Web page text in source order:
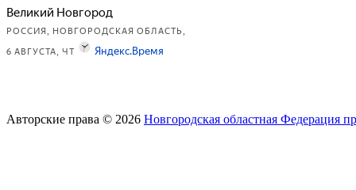
Авторские права © 2026 Новгородская областная Федерация